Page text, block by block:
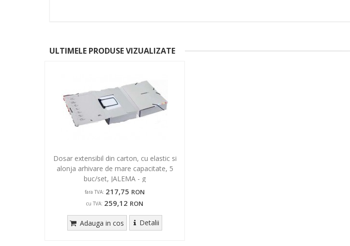
ULTIMELE PRODUSE VIZUALIZATE
Dosar extensibil din carton, cu elastic si
alonja arhivare de mare capacitate, 5
buc/set, JALEMA - g
fara TVA: 217,75 RON
cu TVA: 259,12 RON
Adauga in cos Detalii